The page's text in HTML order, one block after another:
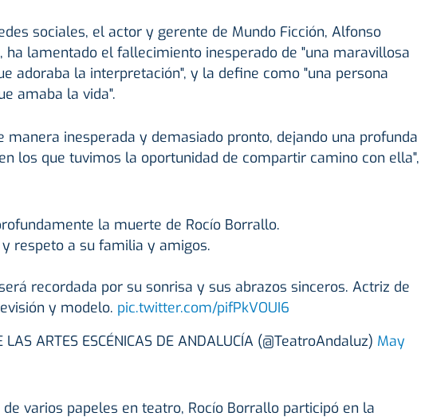
sociales, el actor y gerente de Mundo Ficción, Alfonso
ha lamentado el fallecimiento inesperado de "una maravillosa
adoraba la interpretación", y la define como "una persona
amaba la vida".
manera inesperada y demasiado pronto, dejando una profunda
los que tuvimos la oportunidad de compartir camino con ella",
la muerte de Rocío Borrallo.
respeto a su familia y amigos.
recordada por su sonrisa y sus abrazos sinceros. Actriz de
y modelo. pic.twitter.com/pifPkVOUI6
LAS ARTES ESCÉNICAS DE ANDALUCÍA (@TeatroAndaluz) May
varios papeles en teatro, Rocío Borrallo participó en la